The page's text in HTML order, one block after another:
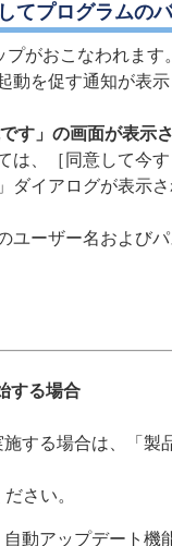
てプログラムの
プがおこなわれます
動を促す通知が表
す」の画面が表示
は、［同意して今
ダイアログが表示
ーザー名および
する場合
する場合は、「製
さい。
動アップデート機